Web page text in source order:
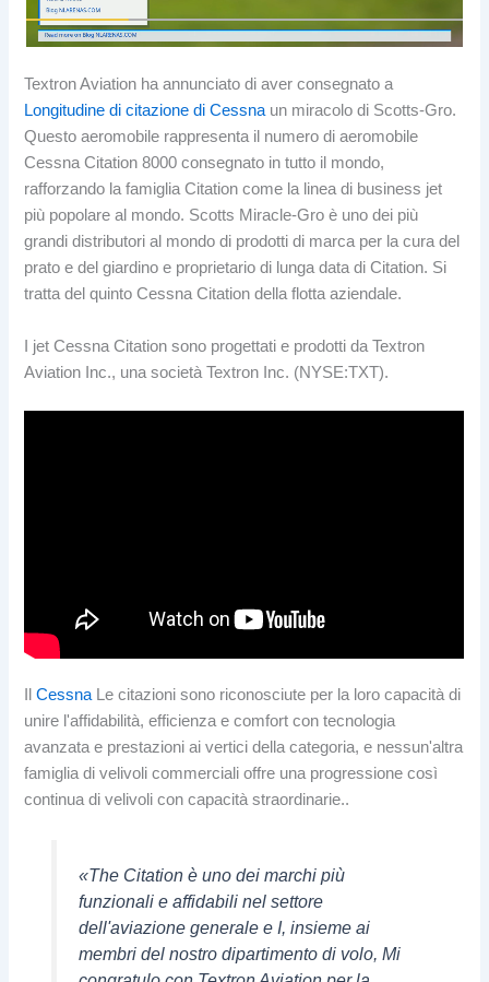
Textron Aviation ha annunciato di aver consegnato a
Longitudine di citazione di Cessna un miracolo di Scotts-Gro.
Questo aeromobile rappresenta il numero di aeromobile
Cessna Citation 8000 consegnato in tutto il mondo,
rafforzando la famiglia Citation come la linea di business jet
più popolare al mondo. Scotts Miracle-Gro è uno dei più
grandi distributori al mondo di prodotti di marca per la cura del
prato e del giardino e proprietario di lunga data di Citation. Si
tratta del quinto Cessna Citation della flotta aziendale.
I jet Cessna Citation sono progettati e prodotti da Textron
Aviation Inc., una società Textron Inc. (NYSE:TXT).
IlCessnaLe citazioni sono riconosciute per la loro capacità di
unire l'affidabilità, efficienza e comfort con tecnologia
avanzata e prestazioni ai vertici della categoria, e nessun'altra
famiglia di velivoli commerciali offre una progressione così
continua di velivoli con capacità straordinarie..
«The Citation è uno dei marchi più
funzionali e affidabili nel settore
dell'aviazione generale e I, insieme ai
membri del nostro dipartimento di volo, Mi